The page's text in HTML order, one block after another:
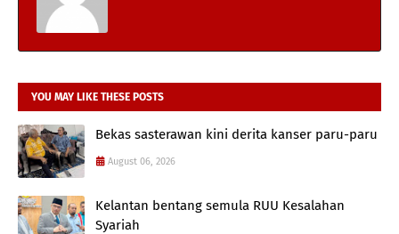
YOU MAY LIKE THESE POSTS
Bekas sasterawan kini derita kanser paru-paru
August 06, 2026
Kelantan bentang semula RUU Kesalahan
Syariah